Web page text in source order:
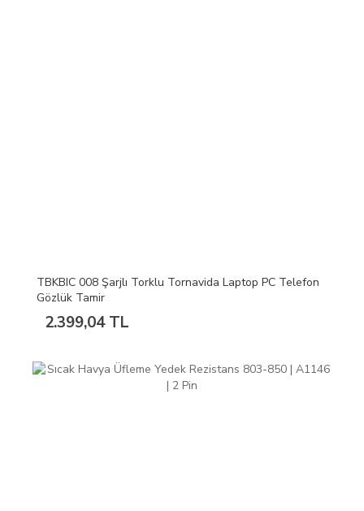
TBKBIC 008 Şarjlı Torklu Tornavida Laptop PC Telefon
Gözlük Tamir
2.399,04 TL